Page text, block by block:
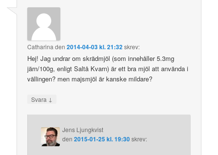
Catharina den2014-04-03 kl. 21:32skrev:
Hej! Jag undrar om skrädmjöl (som innehåller 5.3mg
järn/100g, enligt Saltå Kvarn) är ett bra mjöl att använda i
vällingen? men majsmjöl är kanske mildare?
Svara ↓
Jens Ljungkvist
den2015-01-25 kl. 19:30skrev: